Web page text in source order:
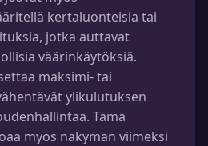
kertaluonteisia tai
jotka auttavat
väärinkäytöksiä.
maksimi- tai
ylikulutuksen
Tämä
myös näkymän viimeksi